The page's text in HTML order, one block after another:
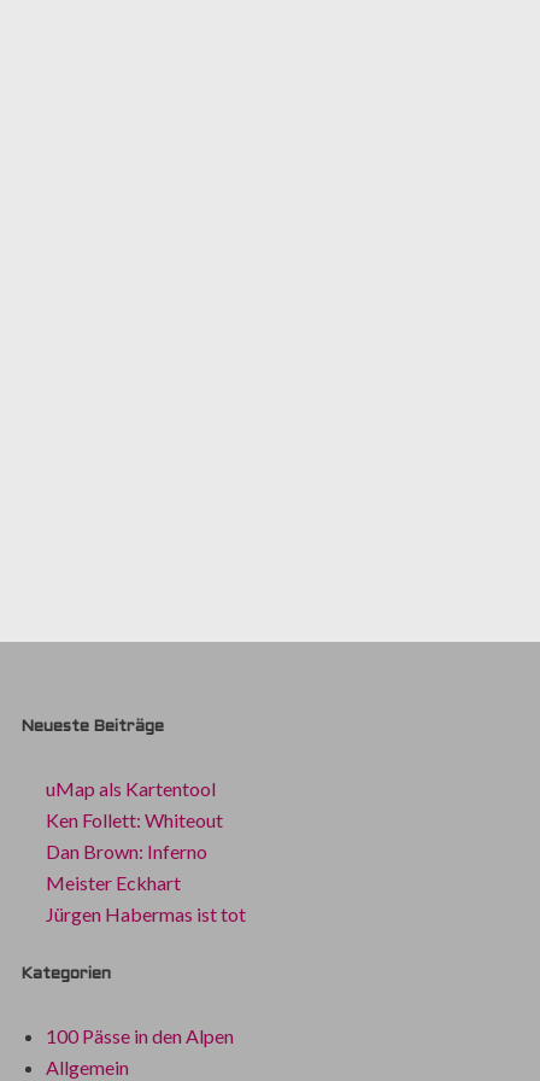
Neueste Beiträge
uMap als Kartentool
Ken Follett: Whiteout
Dan Brown: Inferno
Meister Eckhart
Jürgen Habermas ist tot
Kategorien
100 Pässe in den Alpen
Allgemein